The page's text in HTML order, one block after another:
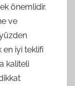
önemlidir.
ve
iyi teklifi
kaliteli